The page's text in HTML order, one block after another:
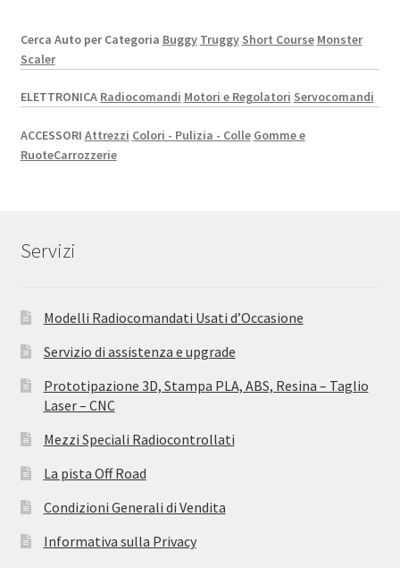
Cerca Auto per Categoria Buggy Truggy Short Course Monster
Scaler
ELETTRONICA Radiocomandi Motori e Regolatori Servocomandi
ACCESSORI Attrezzi Colori - Pulizia - Colle Gomme e
RuoteCarrozzerie
Servizi
Modelli Radiocomandati Usati d’Occasione
Servizio di assistenza e upgrade
Prototipazione 3D, Stampa PLA, ABS, Resina – Taglio
Laser – CNC
Mezzi Speciali Radiocontrollati
La pista Off Road
Condizioni Generali di Vendita
Informativa sulla Privacy